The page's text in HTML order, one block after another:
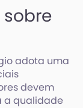
adota uma
devem
a qualidade